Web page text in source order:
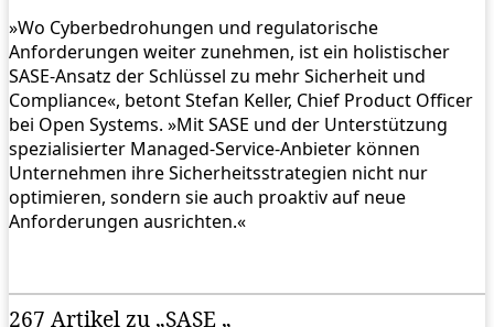
»Wo Cyberbedrohungen und regulatorische
Anforderungen weiter zunehmen, ist ein holistischer
SASE-Ansatz der Schlüssel zu mehr Sicherheit und
Compliance«, betont Stefan Keller, Chief Product Officer
bei Open Systems. »Mit SASE und der Unterstützung
spezialisierter Managed-Service-Anbieter können
Unternehmen ihre Sicherheitsstrategien nicht nur
optimieren, sondern sie auch proaktiv auf neue
Anforderungen ausrichten.«
267 Artikel zu „SASE „